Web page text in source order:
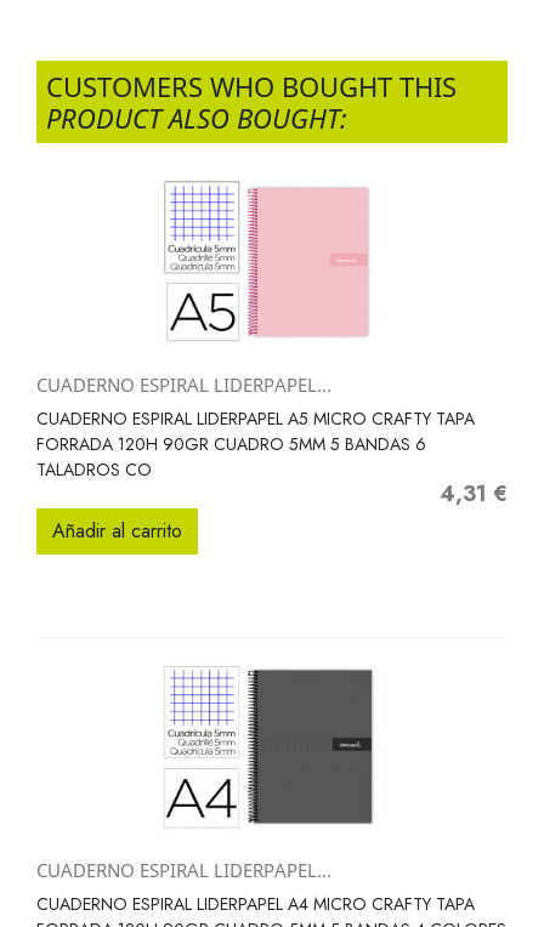
CUSTOMERS WHO BOUGHT THIS
PRODUCT ALSO BOUGHT:
CUADERNO ESPIRAL LIDERPAPEL...
CUADERNO ESPIRAL LIDERPAPEL A5 MICRO CRAFTY TAPA
FORRADA 120H 90GR CUADRO 5MM 5 BANDAS 6
TALADROS CO
Precio
4,31 €
Añadir al carrito
CUADERNO ESPIRAL LIDERPAPEL...
CUADERNO ESPIRAL LIDERPAPEL A4 MICRO CRAFTY TAPA